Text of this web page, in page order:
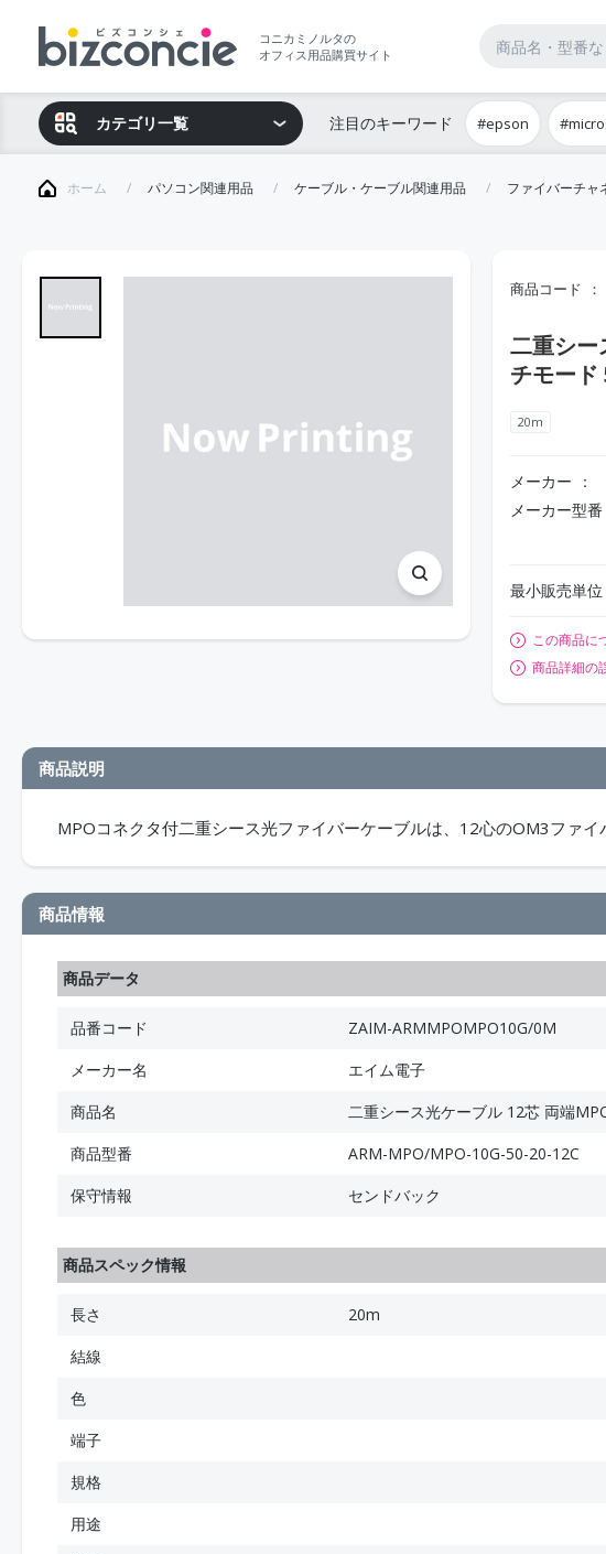
コニカミノルタの
オフィス用品購買サイト
カテゴリ一覧 注目のキーワード #epson
ホーム パソコン関連用品 ケーブル・ケーブル関連用品 ファイバーチャ
商品コード
二重シー
チモー
20m
メーカー
メーカー型番
最小販売単位
この商品に
商品詳細の
商品説明
MPOコネクタ付二重シース光ファイバーケーブルは、12心のOM3ファイ
商品情報
商品データ
品番コード
ZAIM-ARMMPOMPO10G/0M
メーカー名
エイム電子
商品名
二重シース光ケーブル 12芯 両端
商品型番
ARM-MPO/MPO-10G-50-20-12C
保守情報
センドバック
商品スペック情報
長さ
20m
結線
色
端子
規格
用途